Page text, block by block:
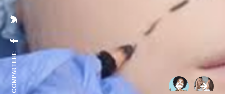
COMPARTILHE: